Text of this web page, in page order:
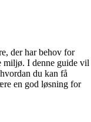
der har behov for
miljø. I denne guide vil
du kan få
en god løsning for